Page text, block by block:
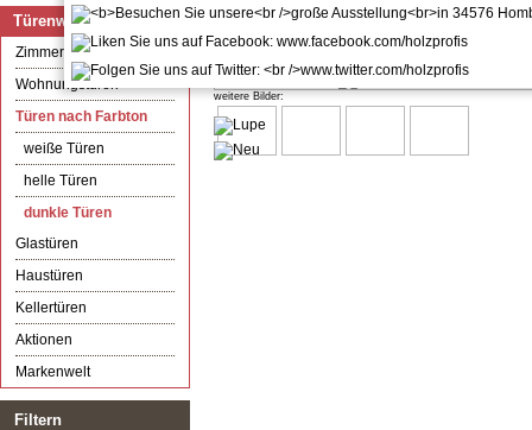
Zimmertür mit Zarge CPL
weitere Bilder:
Türenwelt
Zimmertüren
Wohnungstüren
Türen nach Farbton
weiße Türen
helle Türen
dunkle Türen
Glastüren
Haustüren
Kellertüren
Aktionen
Markenwelt
Filtern